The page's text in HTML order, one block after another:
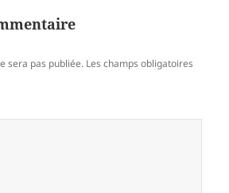
sera pas publiée. Les champs obligatoires